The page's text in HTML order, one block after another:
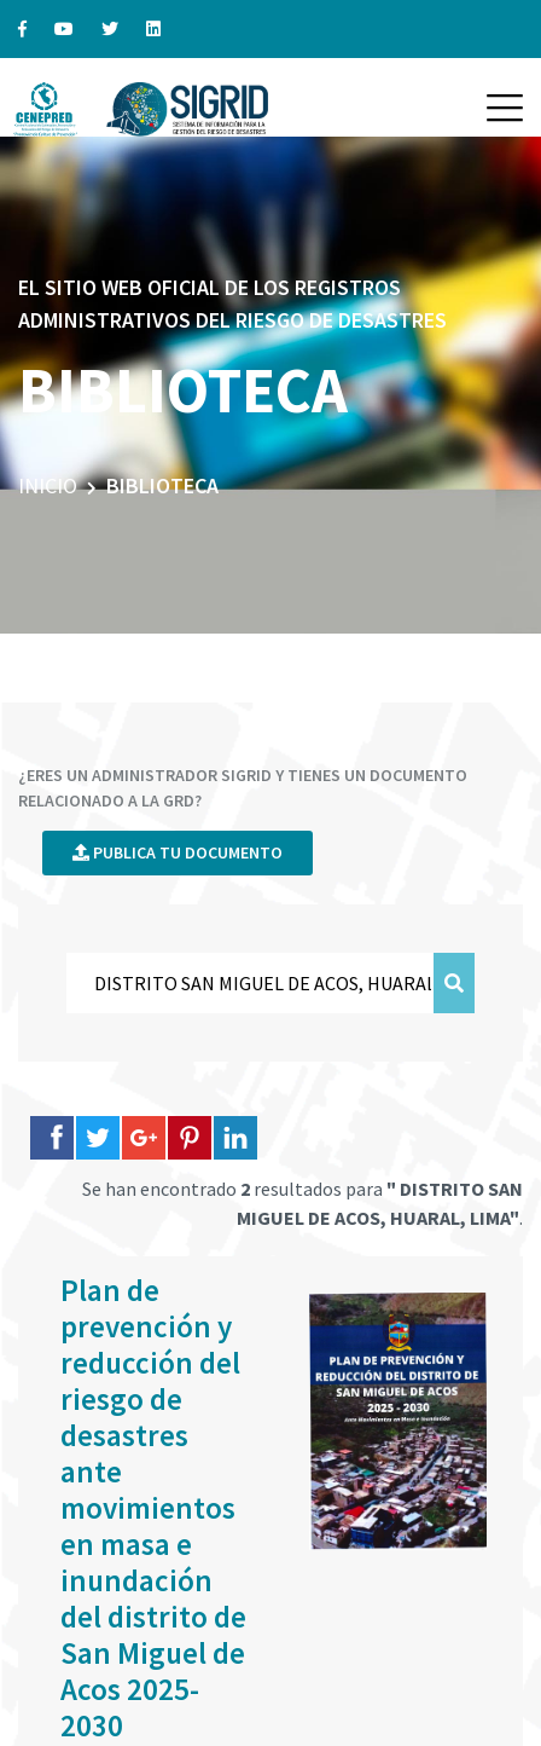
EL SITIO WEB OFICIAL DE LOS REGISTROS
ADMINISTRATIVOS DEL RIESGO DE DESASTRES
BIBLIOTECA
INICIO BIBLIOTECA
¿ERES UN ADMINISTRADOR SIGRID Y TIENES UN DOCUMENTO
RELACIONADO A LA GRD?
PUBLICA TU DOCUMENTO
Se han encontrado 2 resultados para " DISTRITO SAN
MIGUEL DE ACOS, HUARAL, LIMA".
Plan de
prevención y
reducción del
riesgo de
desastres
ante
movimientos
en masa e
inundación
del distrito de
San Miguel de
Acos 2025-
2030